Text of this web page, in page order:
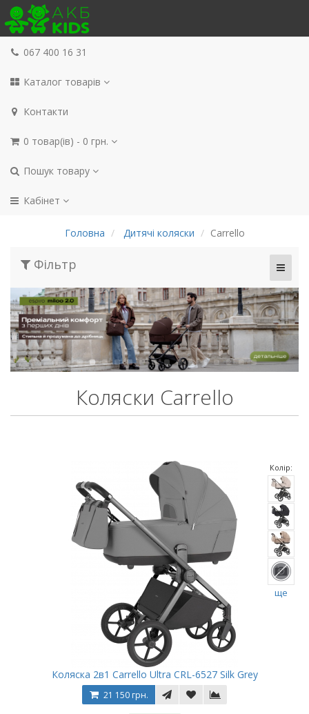
067 400 16 31
Каталог товарів
Контакти
0 товар(ів) - 0 грн.
Пошук товару
Кабінет
Головна Дитячі коляски Carrello
Фільтр
Коляски Carrello
Колір:
ще
Коляска 2в1 Carrello Ultra CRL-6527 Silk Grey
21 150 грн.